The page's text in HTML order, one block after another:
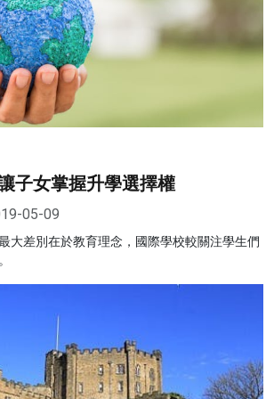
子女掌握升學選擇權
05-09
大差別在於教育理念，國際學校較關注學生們